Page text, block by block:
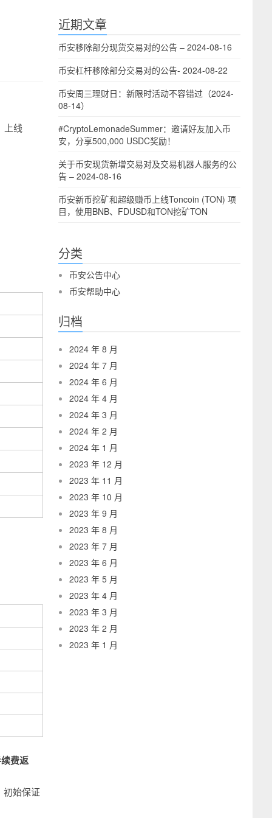
上线
费返
初始保证
近期文章
币安移除部分现货交易对的公告 – 2024-08-16
币安杠杆移除部分交易对的公告- 2024-08-22
币安周三理财日：新限时活动不容错过（2024-
08-14）
#CryptoLemonadeSummer：邀请好友加入币
安，分享500,000 USDC奖励！
关于币安现货新增交易对及交易机器人服务的公
告 – 2024-08-16
币安新币挖矿和超级赚币上线Toncoin (TON) 项
目，使用BNB、FDUSD和TON挖矿TON
分类
币安公告中心
币安帮助中心
归档
2024 年 8 月
2024 年 7 月
2024 年 6 月
2024 年 4 月
2024 年 3 月
2024 年 2 月
2024 年 1 月
2023 年 12 月
2023 年 11 月
2023 年 10 月
2023 年 9 月
2023 年 8 月
2023 年 7 月
2023 年 6 月
2023 年 5 月
2023 年 4 月
2023 年 3 月
2023 年 2 月
2023 年 1 月